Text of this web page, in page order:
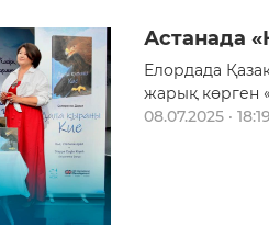
Астанада
Елордада
жарық көрген
08.07.2025 · 18:19